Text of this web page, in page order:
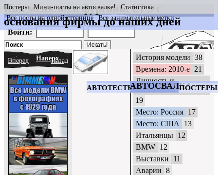
CrazyWheels
АВТОТЕСТЫАВТОСВАЛКАПОСТЕРЫ
Постеры Мини-посты на автосвалке!
Статистика
Все посты на одной странице
Все занимательные метки
Войти:
Вперед НаверхНазад История модели 38
Времена: 2010-е 21
Личность и
автомобиль
19
Место: Россия 17
Место: США
13
Итальянцы 12
BMW 12
Выставки
11
Аварии 8
Как менялись фургоны UPS с
основания фирмы до наших дней